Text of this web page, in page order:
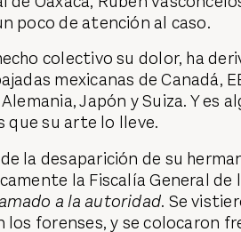
poco de atención al caso.
colectivo su dolor, ha
mexicanas de Canadá,
Japón y Suiza. Y es
que su arte lo lleve.
la desaparición de su
la Fiscalía General de
a la autoridad. Se
los forenses, y se colocaron